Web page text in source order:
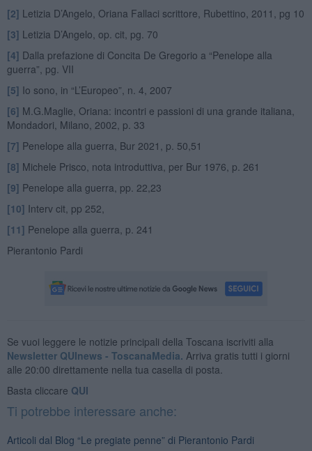
[2] Letizia D’Angelo, Oriana Fallaci scrittore, Rubettino, 2011, pg 10
[3] Letizia D’Angelo, op. cit, pg. 70
[4] Dalla prefazione di Concita De Gregorio a “Penelope alla
guerra”, pg. VII
[5] Io sono, in “L’Europeo”, n. 4, 2007
[6] M.G.Maglie, Oriana: incontri e passioni di una grande italiana,
Mondadori, Milano, 2002, p. 33
[7] Penelope alla guerra, Bur 2021, p. 50,51
[8] Michele Prisco, nota introduttiva, per Bur 1976, p. 261
[9] Penelope alla guerra, pp. 22,23
[10] Interv cit, pp 252,
[11] Penelope alla guerra, p. 241
Pierantonio Pardi
Se vuoi leggere le notizie principali della Toscana iscriviti alla
Newsletter QUInews - ToscanaMedia. Arriva gratis tutti i giorni
alle 20:00 direttamente nella tua casella di posta.
Basta cliccare QUI
Ti potrebbe interessare anche:
Articoli dal Blog “Le pregiate penne” di Pierantonio Pardi